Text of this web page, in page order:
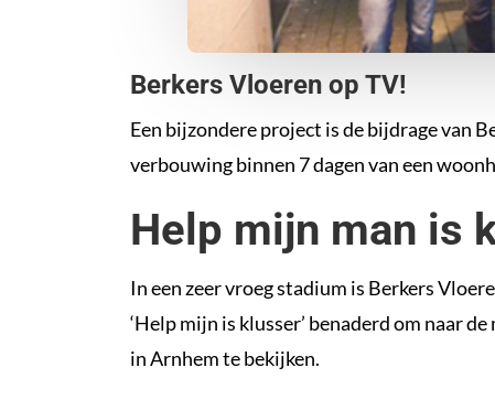
Berkers Vloeren op TV!
Een bijzondere project is de bijdrage van
verbouwing binnen 7 dagen van een
Help mijn man is
In een zeer vroeg stadium is Berkers
‘Help mijn is klusser’ benaderd om naar
in Arnhem te bekijken.